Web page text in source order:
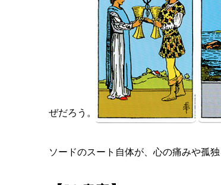
ぜだろう。
ソードのスート自体が、心の痛みや孤